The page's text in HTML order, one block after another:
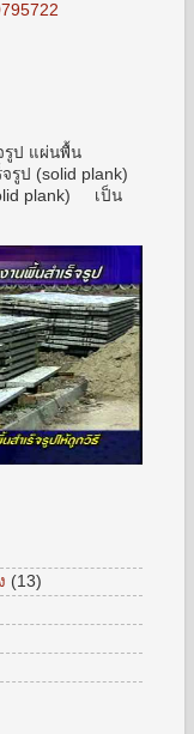
รูป แผ่นพื้น
จรูป (solid plank)
plank) เป็น
(13)